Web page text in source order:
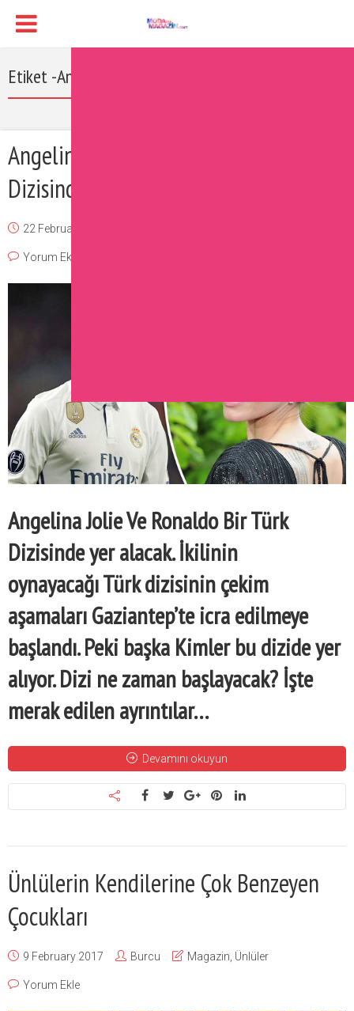
Etiket -Angelina Jolie
Angelina Jolie Ve Ronaldo Türk
Dizisinde Rol Alacak!
22 February 2017
Yorum Ekle
Angelina Jolie Ve Ronaldo Bir Türk
Dizisinde yer alacak. İkilinin
oynayacağıTürk dizisinin çekim
aşamalarıGaziantep’teicra edilmeye
başlandı. Peki başka Kimler bu dizide yer
alıyor. Dizi ne zaman başlayacak? İşte
merak edilen ayrıntılar…
Devamını okuyun
Ünlülerin Kendilerine Çok Benzeyen
Çocukları
9 February 2017 Burcu Magazin Ünlüler
Yorum Ekle